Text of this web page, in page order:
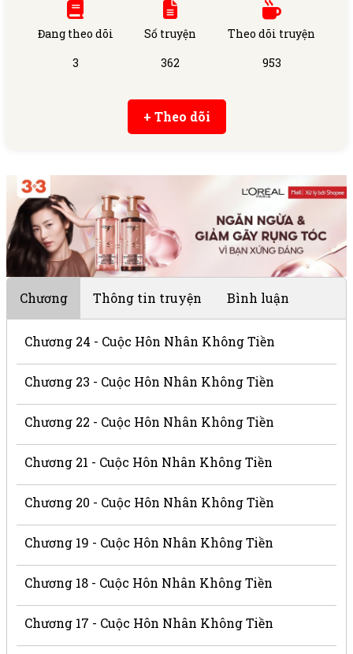
Đang theo dõi
3
Số truyện
362
Theo dõi truyện
953
+ Theo dõi
Chương Thông tin truyện Bình luận
Chương 24 - Cuộc Hôn Nhân Không Tiền
Chương 23 - Cuộc Hôn Nhân Không Tiền
Chương 22 - Cuộc Hôn Nhân Không Tiền
Chương 21 - Cuộc Hôn Nhân Không Tiền
Chương 20 - Cuộc Hôn Nhân Không Tiền
Chương 19 - Cuộc Hôn Nhân Không Tiền
Chương 18 - Cuộc Hôn Nhân Không Tiền
Chương 17 - Cuộc Hôn Nhân Không Tiền